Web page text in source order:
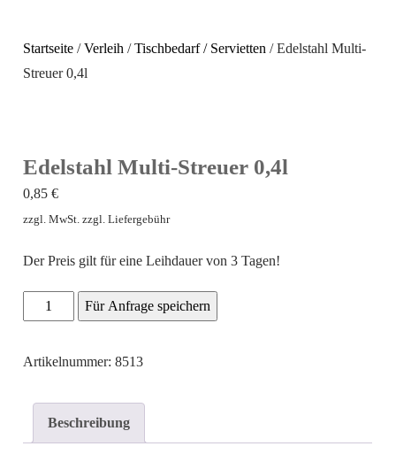
Startseite /Verleih /Tischbedarf / Servietten / Edelstahl Multi-
Streuer 0,4l
Edelstahl Multi-Streuer 0,4l
0,85€
zzgl. MwSt. zzgl. Liefergebühr
Der Preis gilt für eine Leihdauer von 3 Tagen!
Edelstahl
Menge
Für Anfrage speichern
Artikelnummer: 8513
Beschreibung